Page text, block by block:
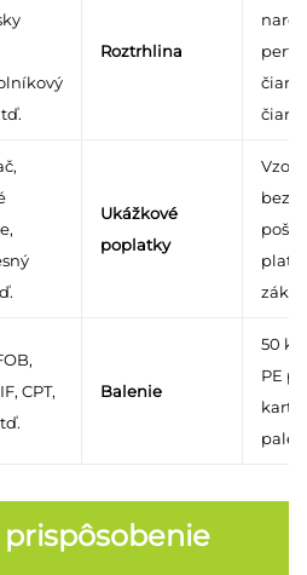
Roztrhlina
čiara,
čiara
Ukážkové
poplatky
platí
CPT,
Balenie
50
PE